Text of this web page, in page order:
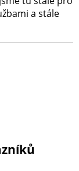
a stále